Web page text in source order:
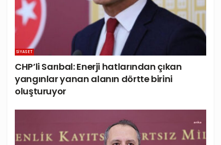
SIYASET
CHP’li Sarıbal: Enerji hatlarından çıkan
yangınlar yanan alanın dörtte birini
oluşturuyor